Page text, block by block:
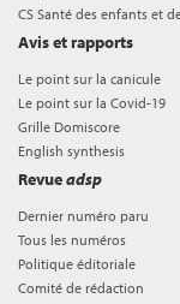
CS Santé des enfants et
Avis et rapports
Le point sur la canicule
Le point sur la Covid-19
Grille Domiscore
English synthesis
Revueadsp
Dernier numéro paru
Tous les numéros
Politique éditoriale
Comité de rédaction